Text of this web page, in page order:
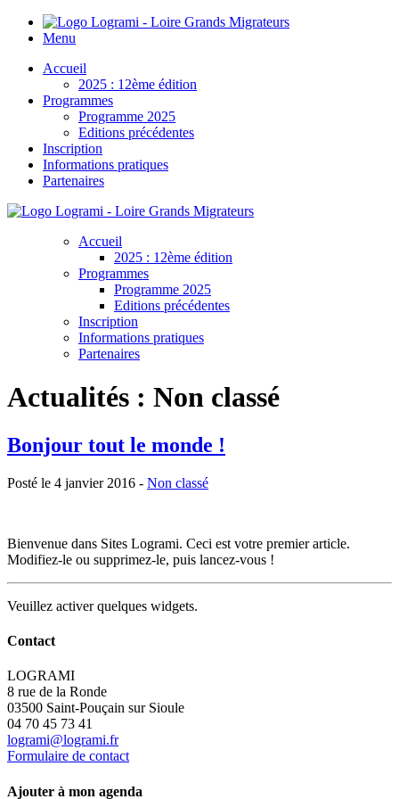
Menu
Accueil
2025 : 12ème édition
Programmes
Programme 2025
Editions précédentes
Inscription
Informations pratiques
Partenaires
Accueil
2025 : 12ème édition
Programmes
Programme 2025
Editions précédentes
Inscription
Informations pratiques
Partenaires
Actualités : Non classé
Bonjour tout le monde !
Posté le 4 janvier 2016 - Non classé
Bienvenue dans Sites Logrami. Ceci est votre premier article.
Modifiez-le ou supprimez-le, puis lancez-vous !
Veuillez activer quelques widgets.
Contact
LOGRAMI
8 rue de la Ronde
03500 Saint-Pouçain sur Sioule
04 70 45 73 41
logrami@logrami.fr
Formulaire de contact
Ajouter à mon agenda